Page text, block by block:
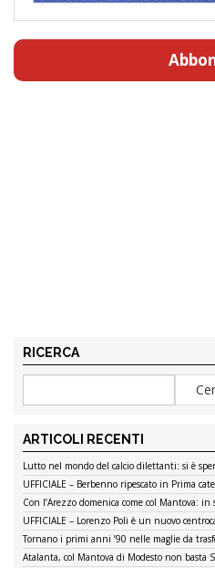
RICERCA
ARTICOLI RECENTI
Lutto nel mondo del calcio dilettanti: si è
UFFICIALE – Berbenno ripescato in Prima
Con l’Arezzo domenica come col Mantova: in
UFFICIALE – Lorenzo Poli è un nuovo
Tornano i primi anni ’90 nelle maglie da
Atalanta, col Mantova di Modesto non basta